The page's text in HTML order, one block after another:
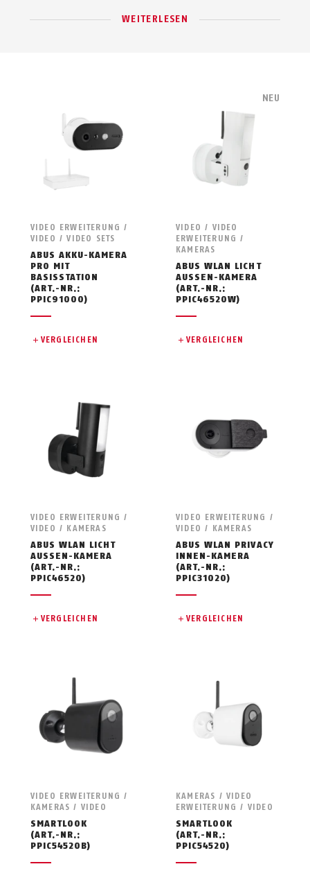
WEITERLESEN
VIDEO ERWEITERUNG /
VIDEO / VIDEO SETS
ABUS AKKU-KAMERA
PRO MIT
BASISSTATION
(ART.-NR.:
PPIC91000)
VERGLEICHEN
VIDEO / VIDEO
ERWEITERUNG /
KAMERAS
ABUS WLAN LICHT
AUSSEN-KAMERA
(ART.-NR.:
PPIC46520W)
VERGLEICHEN
NEU
VIDEO ERWEITERUNG /
VIDEO / KAMERAS
ABUS WLAN LICHT
AUSSEN-KAMERA
(ART.-NR.:
PPIC46520)
VERGLEICHEN
VIDEO ERWEITERUNG /
VIDEO / KAMERAS
ABUS WLAN PRIVACY
INNEN-KAMERA
(ART.-NR.:
PPIC31020)
VERGLEICHEN
VIDEO ERWEITERUNG /
KAMERAS / VIDEO
SMARTLOOK
(ART.-NR.:
PPIC54520B)
KAMERAS / VIDEO
ERWEITERUNG / VIDEO
SMARTLOOK
(ART.-NR.:
PPIC54520)